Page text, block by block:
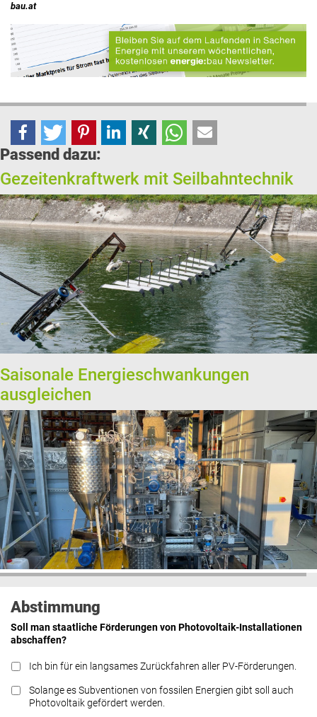
bau.at
Passend dazu:
Gezeitenkraftwerk mit Seilbahntechnik
Saisonale Energieschwankungen
ausgleichen
Abstimmung
Soll man staatliche Förderungen von Photovoltaik-Installationen
abschaffen?
Ich bin für ein langsames Zurückfahren aller PV-Förderungen.
Solange es Subventionen von fossilen Energien gibt soll auch
Photovoltaik gefördert werden.